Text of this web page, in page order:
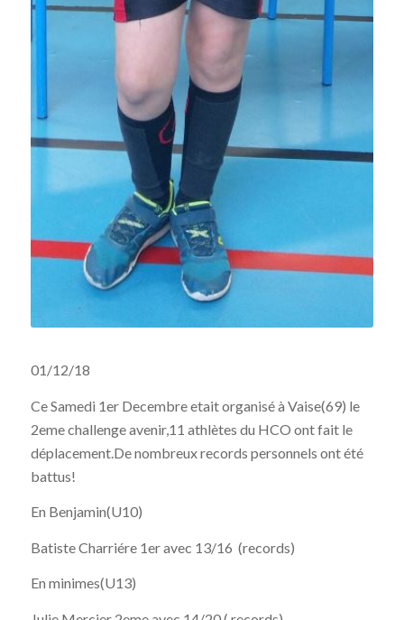
01/12/18
Ce Samedi 1er Decembre etait organisé à Vaise(69) le
2eme challenge avenir,11 athlètes du HCO ont fait le
déplacement.De nombreux records personnels ont été
battus!
En Benjamin(U10)
Batiste Charriére 1er avec 13/16 (records)
En minimes(U13)